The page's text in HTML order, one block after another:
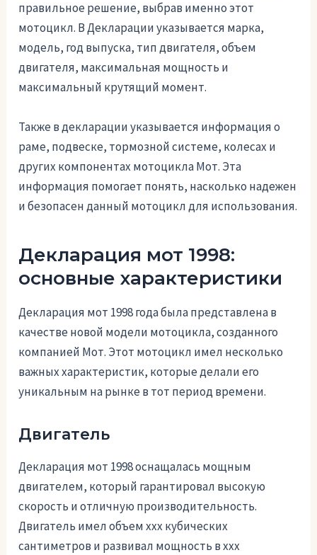
правильное решение, выбрав именно этот
мотоцикл. В Декларации указывается марка,
модель, год выпуска, тип двигателя, объем
двигателя, максимальная мощность и
максимальный крутящий момент.
Также в декларации указывается информация о
раме, подвеске, тормозной системе, колесах и
других компонентах мотоцикла Мот. Эта
информация помогает понять, насколько надежен
и безопасен данный мотоцикл для использования.
Декларация мот 1998:
основные характеристики
Декларация мот 1998 года была представлена в
качестве новой модели мотоцикла, созданного
компанией Мот. Этот мотоцикл имел несколько
важных характеристик, которые делали его
уникальным на рынке в тот период времени.
Двигатель
Декларация мот 1998 оснащалась мощным
двигателем, который гарантировал высокую
скорость и отличную производительность.
Двигатель имел объем ххх кубических
сантиметров и развивал мощность в ххх